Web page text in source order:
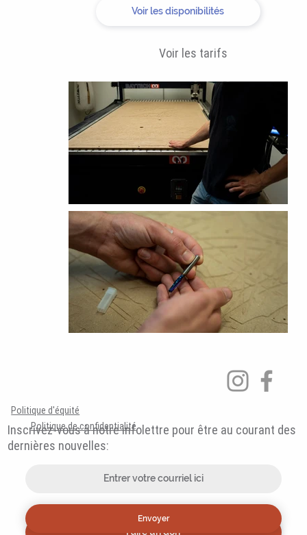
Voir les disponibilités
Voir les tarifs
Faire un don
Envoyer
Inscrivez-vous à notre infolettre pour être au courant des
dernières nouvelles:
Politique de confidentialité
Politique d'équité